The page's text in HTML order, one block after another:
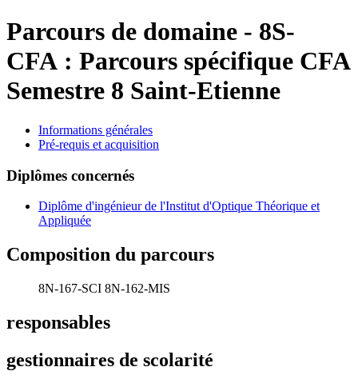
Parcours de domaine - 8S-
CFA : Parcours spécifique CFA
Semestre 8 Saint-Etienne
Informations générales
Pré-requis et acquisition
Diplômes concernés
Diplôme d'ingénieur de l'Institut d'Optique Théorique et
Appliquée
Composition du parcours
8N-167-SCI 8N-162-MIS
responsables
gestionnaires de scolarité